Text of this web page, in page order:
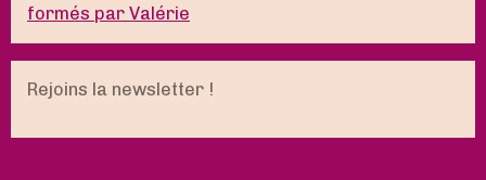
formés par Valérie
Rejoins la newsletter !